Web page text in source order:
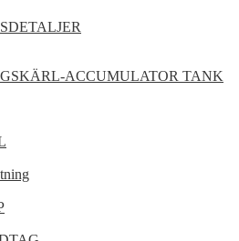
ACCUMULATOR TANK